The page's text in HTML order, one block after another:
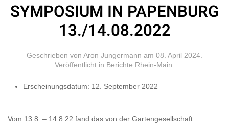
SYMPOSIUM IN PAPENBURG
13./14.08.2022
Geschrieben von Aron Jungermann am 08. April 2024
Veröffentlicht in Berichte Rhein-Main
Erscheinungsdatum: 12. September 2022
Vom 13.8. – 14.8.22 fand das von der Gartengesellschaft